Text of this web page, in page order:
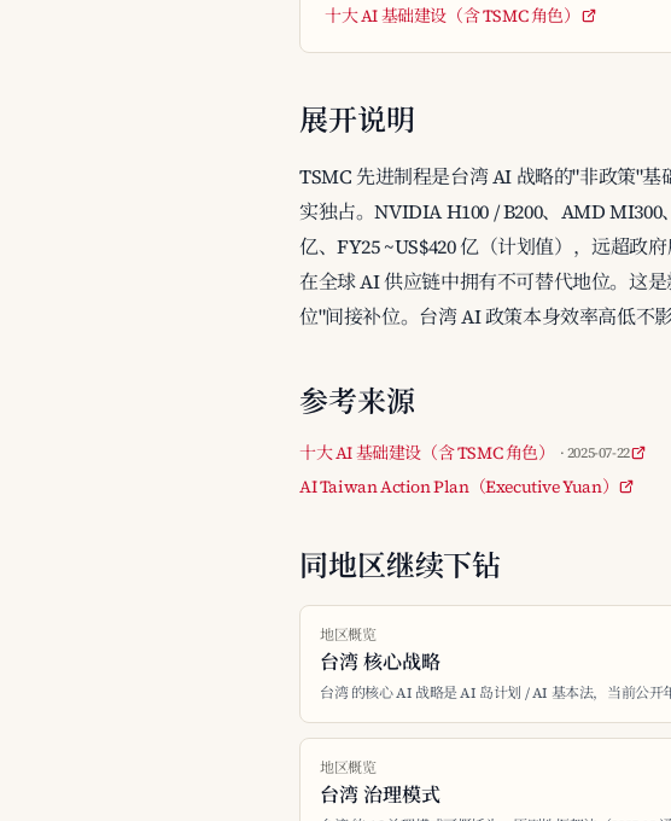
十大 AI 基础建设（含 TSMC 角色）
展开说明
TSMC 先进制程是台湾 AI 战略的"非政策"
实独占。NVIDIA H100 / B200、AMD
亿、FY25 ~US$420 亿（计划值），远超政
在全球 AI 供应链中拥有不可替代地位。这
位"间接补位。台湾 AI 政策本身效率高低不
参考来源
十大 AI 基础建设（含 TSMC 角色） · 2025-07-22
AI Taiwan Action Plan（Executive Yuan）
同地区继续下钻
地区概览
台湾 核心战略
台湾 的核心 AI 战略是 AI 岛计划 / AI 基本法，当前公开年
地区概览
台湾 治理模式